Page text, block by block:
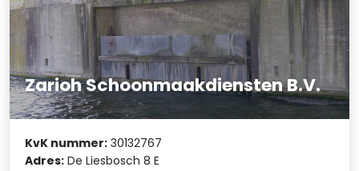
Zarioh Schoonmaakdiensten B.V.
KvK nummer: 30132767
Adres: De Liesbosch 8 E